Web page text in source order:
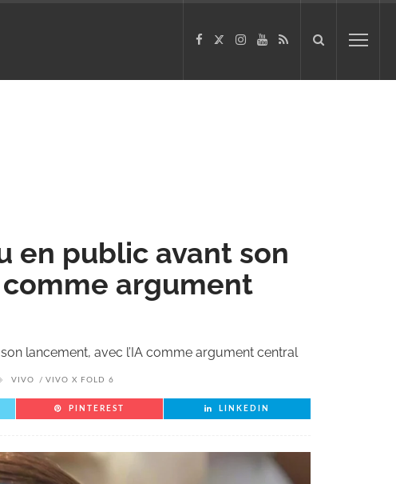
en public avant son
comme argument
lancement, avec l’IA comme argument central
VIVO VIVO X FOLD 6
PINTEREST LINKEDIN